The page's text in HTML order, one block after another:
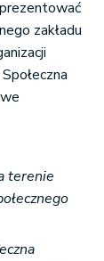
zakładu
terenie